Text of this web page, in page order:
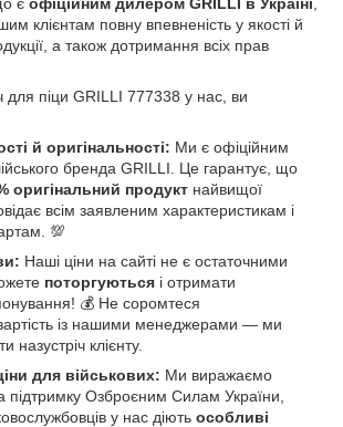
клієнтам повну впевненість у якості й
а також дотримання всіх прав
для піци GRILLI 777338 у нас, ви
й оригінальності: Ми є офіційним
бренда GRILLI. Це гарантує, що
оригінальний продукт найвищої
всім заявленим характеристикам і
💯
Наші ціни на сайті не є остаточними
поторгуються і отримати
💰 Не соромтеся
із нашими менеджерами — ми
назустріч клієнту.
для військових: Ми виражаємо
підтримку Озброєним Силам України,
у нас діють особливі